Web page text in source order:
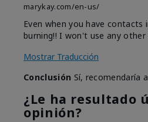
marykay.com/en-us/
Even when you have contacts
burning!! I won't use any other
Mostrar Traducción
Conclusión Sí, recomendaría
¿Le ha resultado
opinión?